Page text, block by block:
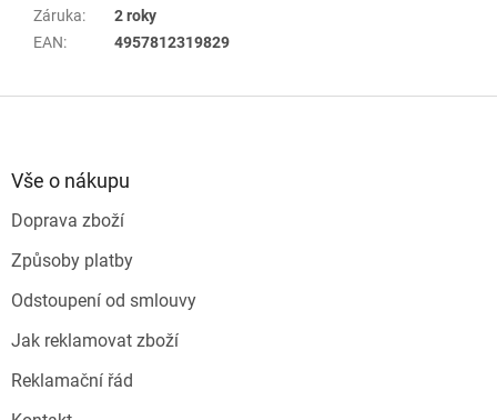
Záruka:
2 roky
EAN: 4957812319829
Vše o nákupu
Doprava zboží
Způsoby platby
Odstoupení od smlouvy
Jak reklamovat zboží
Reklamační řád